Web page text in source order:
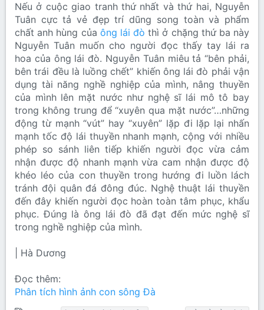
Nếu ở cuộc giao tranh thứ nhất và thứ hai, Nguyễn
Tuân cực tả vẻ đẹp trí dũng song toàn và phẩm
chất anh hùng của ông lái đòthì ở chặng thứ ba này
Nguyễn Tuân muốn cho người đọc thấy tay lái ra
hoa của ông lái đò. Nguyễn Tuân miêu tả “bên phải,
bên trái đều là luồng chết” khiến ông lái đò phải vận
dụng tài năng nghề nghiệp của mình, nâng thuyền
của mình lên mặt nước như nghệ sĩ lái mô tô bay
trong không trung để “xuyên qua mặt nước”…những
động từ mạnh “vút” hay “xuyên” lặp đi lặp lại nhấn
mạnh tốc độ lái thuyền nhanh mạnh, cộng với nhiều
phép so sánh liên tiếp khiến người đọc vừa cảm
nhận được độ nhanh mạnh vừa cam nhận được độ
khéo léo của con thuyền trong hướng đi luồn lách
tránh đội quân đá đông đúc. Nghệ thuật lái thuyền
đến đây khiến người đọc hoàn toàn tâm phục, khẩu
phục. Đúng là ông lái đò đã đạt đến mức nghệ sĩ
trong nghề nghiệp của mình.
| Hà Dương
Đọc thêm:
Phân tích hình ảnh con sông Đà